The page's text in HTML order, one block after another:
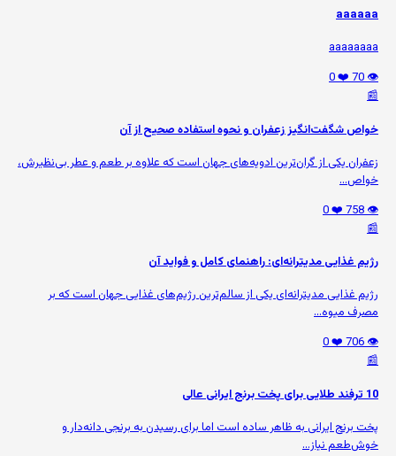
aaaaaa
aaaaaaaa
👁️ 70
❤️ 0
📰
خواص شگفت‌انگیز زعفران و نحوه استفاده صحیح از آن
زعفران یکی از گران‌ترین ادویه‌های جهان است که علاوه بر طعم و عطر بی‌نظیرش،
خواص...
👁️ 758
❤️ 0
📰
رژیم غذایی مدیترانه‌ای: راهنمای کامل و فواید آن
رژیم غذایی مدیترانه‌ای یکی از سالم‌ترین رژیم‌های غذایی جهان است که بر
مصرف میوه‌...
👁️ 706
❤️ 0
📰
10 ترفند طلایی برای پخت برنج ایرانی عالی
پخت برنج ایرانی به ظاهر ساده است اما برای رسیدن به برنجی دانه‌دار و
خوش‌طعم نیاز...